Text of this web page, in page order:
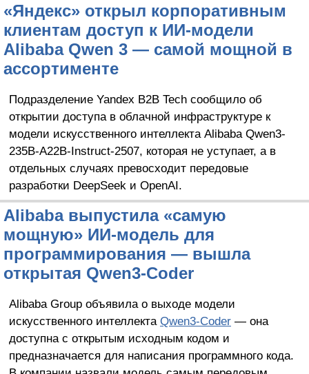
«Яндекс» открыл корпоративным
клиентам доступ к ИИ-модели
Alibaba Qwen 3 — самой мощной в
ассортименте
Подразделение Yandex B2B Tech сообщило об
открытии доступа в облачной инфраструктуре к
модели искусственного интеллекта Alibaba Qwen3-
235B-A22B-Instruct-2507, которая не уступает, а в
отдельных случаях превосходит передовые
разработки DeepSeek и OpenAI.
Alibaba выпустила «самую
мощную» ИИ-модель для
программирования — вышла
открытая Qwen3-Coder
Alibaba Group объявила о выходе модели
искусственного интеллекта Qwen3-Coder— она
доступна с открытым исходным кодом и
предназначается для написания программного кода.